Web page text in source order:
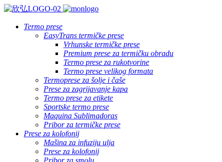
Termo prese
EasyTrans termičke prese
Vrhunske termičke prese
Premium prese za termičku obradu
Termo prese za rukotvorine
Termo prese velikog formata
Termoprese za šolje i čaše
Prese za zagrijavanje kapa
Termo prese za etikete
Sportske termo prese
Maquina Sublimadoras
Pribor za termičke prese
Prese za kolofonij
Mašina za infuziju ulja
Prese za kolofonij
Pribor za smolu